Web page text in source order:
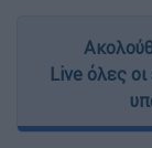
Live όλες